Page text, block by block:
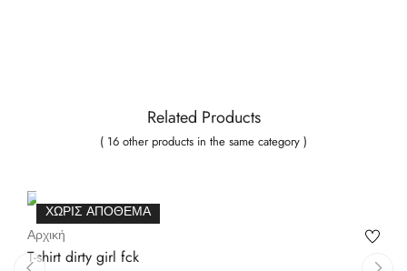
Related Products
( 16 other products in the same category )
ΧΩΡΊΣ ΑΠΌΘΕΜΑ
Αρχική
T-shirt dirty girl fck